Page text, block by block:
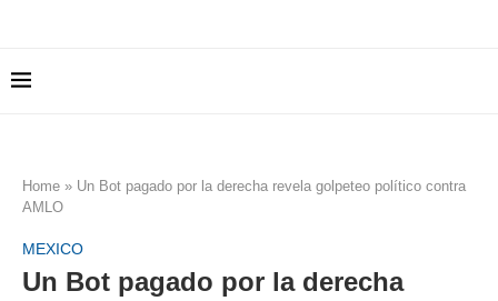
Home » Un Bot pagado por la derecha revela golpeteo político contra
AMLO
MEXICO
Un Bot pagado por la derecha